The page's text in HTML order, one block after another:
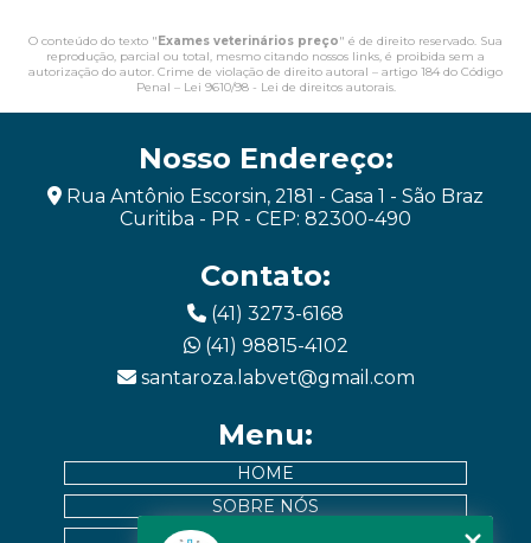
O conteúdo do texto " Exames veterinários preço" é de direito reservado. Sua
reprodução, parcial ou total, mesmo citando nossos links, é proibida sem a
autorização do autor. Crime de violação de direito autoral – artigo 184 do Código
Penal – Lei 9610/98 - Lei de direitos autorais.
Nosso Endereço:
Rua Antônio Escorsin, 2181 - Casa 1 - São Braz
Curitiba - PR - CEP: 82300-490
Contato:
(41) 3273-6168
(41) 98815-4102
santaroza.labvet@gmail.com
Menu:
HOME
SOBRE NÓS